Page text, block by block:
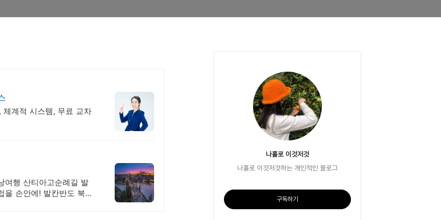
계적 시스템, 무료 교차
여행 산티아고순례길 발
을 손안에! 발칸반도 북유
나홀로 이것저것
나홀로 이것저것하는 개인적인 블로그
구독하기